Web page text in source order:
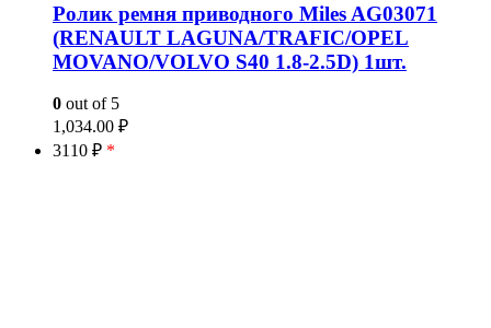
Ролик ремня приводного Miles AG03071
(RENAULT LAGUNA/TRAFIC/OPEL
MOVANO/VOLVO S40 1.8-2.5D) 1шт.
0 out of 5
1,034.00 ₽
3110 ₽ *